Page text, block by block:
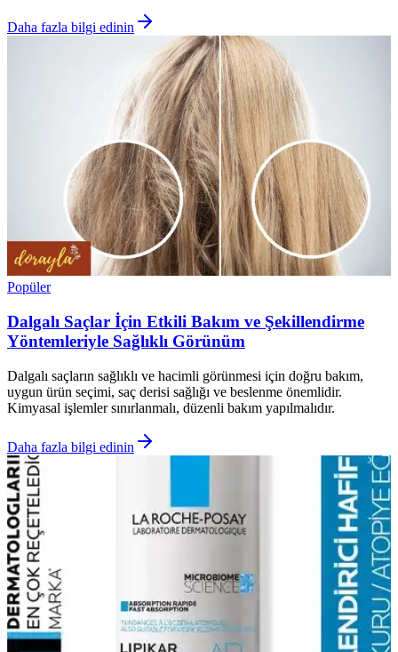
Daha fazla bilgi edinin
Popüler
Dalgalı Saçlar İçin Etkili Bakım ve Şekillendirme
Yöntemleriyle Sağlıklı Görünüm
Dalgalı saçların sağlıklı ve hacimli görünmesi için doğru bakım,
uygun ürün seçimi, saç derisi sağlığı ve beslenme önemlidir.
Kimyasal işlemler sınırlanmalı, düzenli bakım yapılmalıdır.
Daha fazla bilgi edinin